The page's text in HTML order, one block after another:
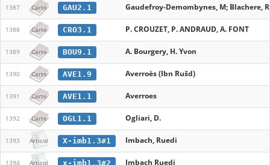
1387 Carte GAU2.1 Gaudefroy-Demombynes, M; Blachere,
1388 Carte CRO3.1 P. CROUZET, P. ANDRAUD, A. FONT
1389 Carte BOU9.1 A. Bourgery, H. Yvon
1390 Carte AVE1.9 Averroès (Ibn Rušd)
1391 Carte AVE1.1 Averroes
1392 Carte OGL1.1 Ogliari, D.
1393 Articol X-imb1.3#1 Imbach, Ruedi
1394 Articol x-imb1.3#2 Imbach Ruedi